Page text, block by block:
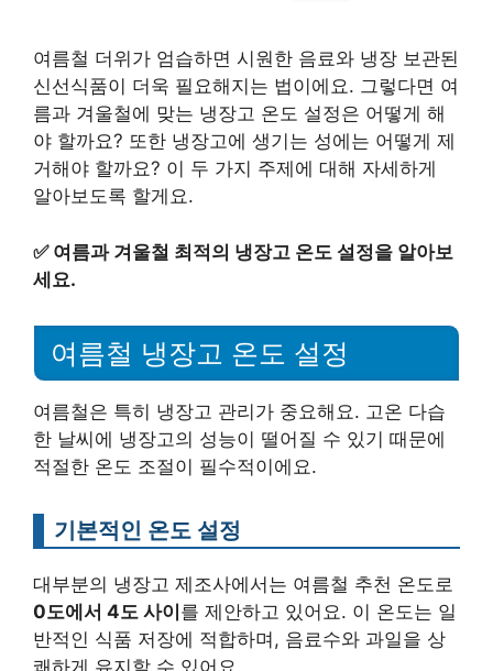
여름철 더위가 엄습하면 시원한 음료와 냉장 보관된
신선식품이 더욱 필요해지는 법이에요. 그렇다면 여
름과 겨울철에 맞는 냉장고 온도 설정은 어떻게 해
야 할까요? 또한 냉장고에 생기는 성에는 어떻게 제
거해야 할까요? 이 두 가지 주제에 대해 자세하게
알아보도록 할게요.
✅ 여름과 겨울철 최적의 냉장고 온도 설정을 알아보
세요.
여름철 냉장고 온도 설정
여름철은 특히 냉장고 관리가 중요해요. 고온 다습
한 날씨에 냉장고의 성능이 떨어질 수 있기 때문에
적절한 온도 조절이 필수적이에요.
기본적인 온도 설정
대부분의 냉장고 제조사에서는 여름철 추천 온도로
0도에서 4도 사이 를 제안하고 있어요. 이 온도는 일
반적인 식품 저장에 적합하며, 음료수와 과일을 상